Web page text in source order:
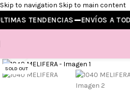
Skip to navigation Skip to main content
TENDENCIAS ENVÍOS A
SOLD OUT